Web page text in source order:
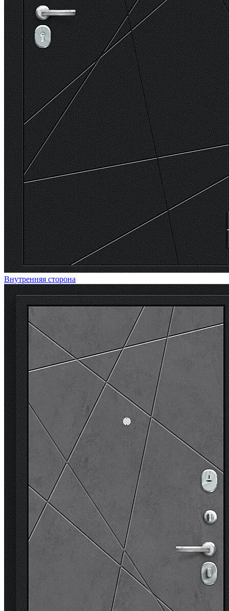
Внутренняя сторона